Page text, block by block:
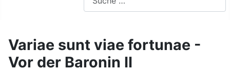
Variae sunt viae fortunae -
Vor der Baronin II